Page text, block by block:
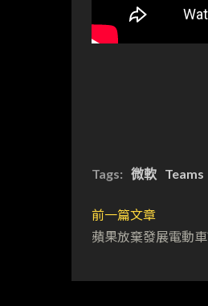
Tags: 微軟 Teams
前一篇文章
蘋果放棄發展電動